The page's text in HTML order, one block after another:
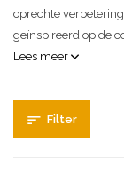
oprechte
geïnspireerd op de
Lees meer
Filter